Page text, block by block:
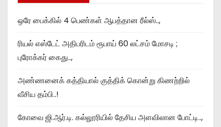
ஒரே பைக்கில் 4 பெண்கள் ஆபத்தான ரீல்ஸ்..,
ரியல் எஸ்டேட் அதிபரிடம் ரூபாய் 60 லட்சம் மோசடி ;
புரோக்கர் கைது..,
அண்ணனைக் கத்தியால் குத்திக் கொன்று கிணற்றில்
வீசிய தம்பி..!
கோவை ஜி.ஆர்.டி. கல்லூரியில் தேசிய அளவிலான போட்டி..,